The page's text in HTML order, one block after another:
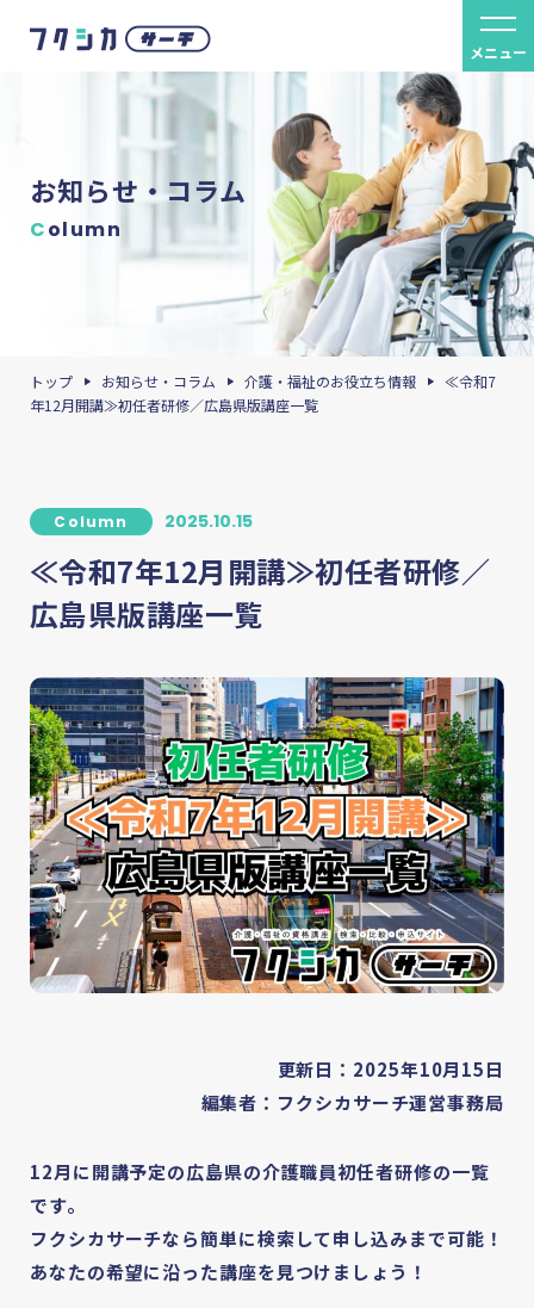
メニュー
お知らせ・コラム
Column
トップ お知らせ・コラム 介護・福祉のお役立ち情報
≪令和7
年12月開講≫初任者研修／広島県版講座一覧
Column 2025.10.15
≪令和7年12月開講≫初任者研修／
広島県版講座一覧
更新日：2025年10月15日
編集者：フクシカサーチ運営事務局
12月に開講予定の広島県の介護職員初任者研修の一覧
です。
フクシカサーチなら簡単に検索して申し込みまで可能！
あなたの希望に沿った講座を見つけましょう！